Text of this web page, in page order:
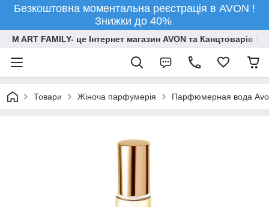
Безкоштовна моментальна реєстрація в AVON !
Знижки до 40%
M ART FAMILY- це Інтернет магазин AVON та Канцтоварів
Товари Жіноча парфумерія Парфюмерная вода